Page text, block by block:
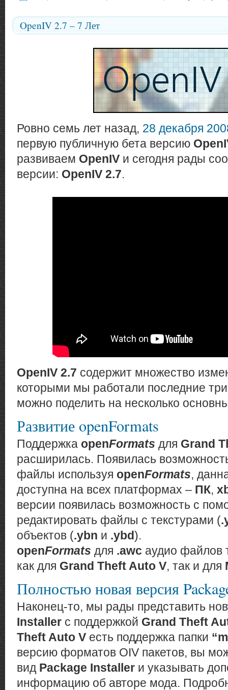
OpenIV 2.7 – 7 Лет
Ровно семь лет назад, 28 декабря
первую публичную бета версию
развиваем OpenIV и сегодня рады
версии: OpenIV 2.7.
OpenIV 2.7 содержит множество
которыми мы работали последние
можно поделить на несколько
Развитие openFormats
Поддержка openFormats для Grand
расширилась. Появилась
файлы используя openFormats,
доступна на всех платформах – ПК,
версии появилась возможность с
редактировать файлы с текстурами (
объектов (.ybn и .ybd).
openFormats для .awc аудио файлов
как для Grand Theft Auto V, так и для
Полностью новая версия
Наконец-то, мы рады представить
Installer с поддержкой Grand Theft
Theft Auto V есть поддержка папки
версию форматов OIV пакетов, вы
вид Package Installer и указывать
информацию об авторе мода.